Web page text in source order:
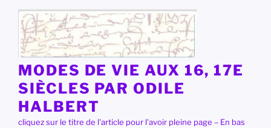
contenu
principal
MODES DE VIE AUX 16, 17E
SIÈCLES PAR ODILE
HALBERT
cliquez sur le titre de l'article pour l'avoir pleine page – En bas